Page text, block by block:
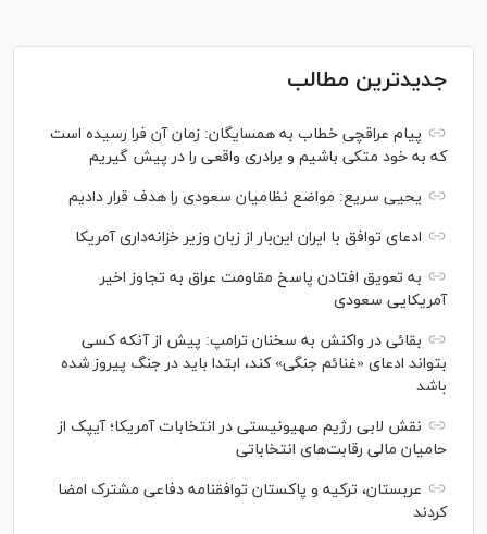
جدیدترین مطالب
پیام عراقچی خطاب به همسایگان: زمان آن فرا رسیده است
که به خود متکی باشیم و برادری واقعی را در پیش گیریم
یحیی سریع: مواضع نظامیان سعودی را هدف قرار دادیم
ادعای توافق با ایران این‌بار از زبان وزیر خزانه‌داری آمریکا
به تعویق افتادن پاسخ مقاومت عراق به تجاوز اخیر
آمریکایی سعودی
بقائی در واکنش به سخنان ترامپ: پیش از آنکه کسی
بتواند ادعای «غنائم جنگی» کند، ابتدا باید در جنگ پیروز شده
باشد
نقش لابی رژیم صهیونیستی در انتخابات آمریکا؛ آیپک از
حامیان مالی رقابت‌های انتخاباتی
عربستان، ترکیه و پاکستان توافقنامه دفاعی مشترک امضا
کردند